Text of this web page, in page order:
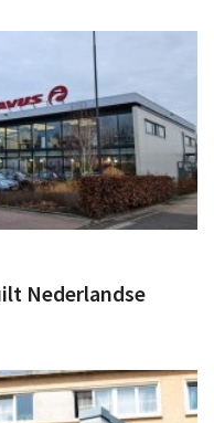
Nederlandse